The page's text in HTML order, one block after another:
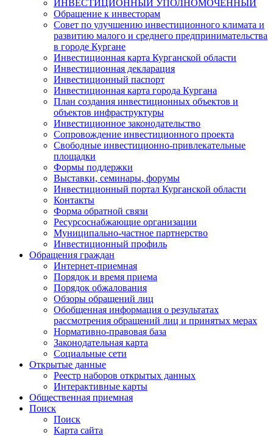
ИНВЕСТИЦИОННЫЙ УПОЛНОМОЧЕННЫЙ
Обращение к инвесторам
Совет по улучшению инвестиционного климата и
развитию малого и среднего предпринимательства
в городе Кургане
Инвестиционная карта Курганской области
Инвестиционная декларация
Инвестиционный паспорт
Инвестиционная карта города Кургана
План создания инвестиционных объектов и
объектов инфраструктуры
Инвестиционное законодательство
Сопровождение инвестиционного проекта
Свободные инвестиционно-привлекательные
площадки
Формы поддержки
Выставки, семинары, форумы
Инвестиционный портал Курганской области
Контакты
Форма обратной связи
Ресурсоснабжающие организации
Муниципально-частное партнерство
Инвестиционный профиль
Обращения граждан
Интернет-приемная
Порядок и время приема
Порядок обжалования
Обзоры обращений лиц
Обобщенная информация о результатах
рассмотрения обращений лиц и принятых мерах
Нормативно-правовая база
Законодательная карта
Социальные сети
Открытые данные
Реестр наборов открытых данных
Интерактивные карты
Общественная приемная
Поиск
Поиск
Карта сайта